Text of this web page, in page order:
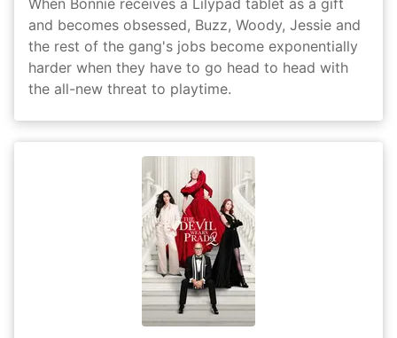
and becomes obsessed, Buzz, Woody, Jessie and
the rest of the gang's jobs become exponentially
harder when they have to go head to head with
the all-new threat to playtime.